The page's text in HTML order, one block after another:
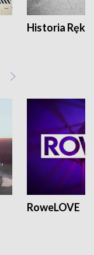
Historia Ręką
RoweLOVE